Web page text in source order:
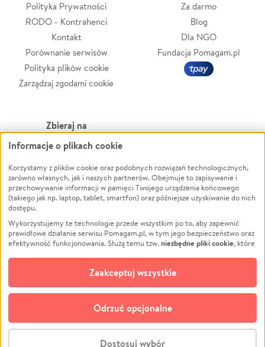
Polityka Prywatności
RODO - Kontrahenci
Kontakt
Porównanie serwisów
Polityka plików cookie
Zarządzaj zgodami cookie
Za darmo
Blog
Dla NGO
Fundacja Pomagam.pl
Zbieraj na
Leczenie
Zwierzęta
Pożar
Ukraina
Pomoc Finansowa
Projekty
Pogrzeb
Społeczność lokalna
Kultura
Powódź
Wichura
NGO
Edukacja
Podróż
Impreza
Ochrona środowiska
Biznes
© CROWDING SP. Z O.O.
Informacje o plikach cookie
Korzystamy z plików cookie oraz podobnych rozwiązań technologicznych,
zarówno własnych, jak i naszych partnerów. Obejmuje to zapisywanie i
przechowywanie informacji w pamięci Twojego urządzenia końcowego
(takiego jak np. laptop, tablet, smartfon) oraz późniejsze uzyskiwanie do nich
dostępu.
Wykorzystujemy te technologie przede wszystkim po to, aby zapewnić
prawidłowe działanie serwisu Pomagam.pl, w tym jego bezpieczeństwo oraz
efektywność funkcjonowania. Służą temu tzw.niezbędne pliki cookie, które
opcjonalnych plików cookie
technologii do celów analitycznych i retargetingowych. Możesz wyrazić
zgodę na ich stosowanie lub jej odmówić. W dowolnym momencie masz
możliwość zmiany swoich preferencji na stronie „Zarządzaj zgodami cookie”,
do której link znajdziesz w stopce serwisu Pomagam.pl. Opcjonalne pliki
cookie wykorzystywane są w następujących celach:
działanie serwisu Pomagam.pl. Dzięki nim możemy zrozumieć, jak
Dostosuj wybór
Odrzuć opcjonalne
Zaakceptuj wszystkie